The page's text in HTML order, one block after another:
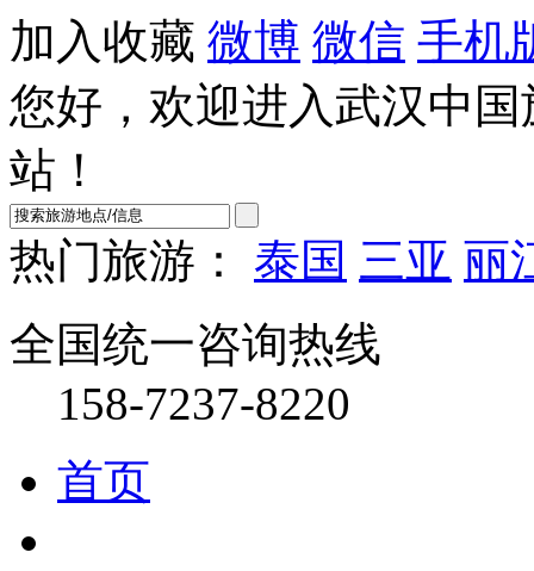
加入收藏 微博 微信 手机
您好，欢迎进入武汉中
站！
热门旅游：
泰国 三亚 丽
全国统一咨询热线
158-7237-8220
首页